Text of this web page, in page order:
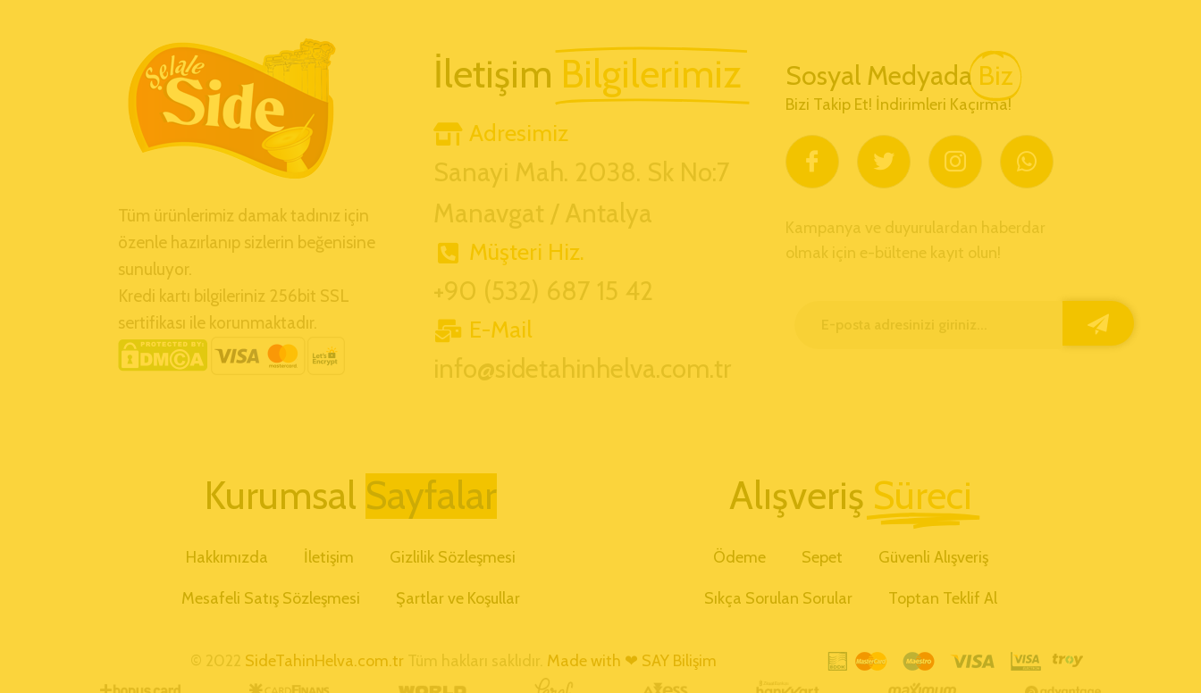
Tüm ürünlerimiz damak tadınız için
özenle hazırlanıp sizlerin beğenisine
sunuluyor.
Kredi kartı bilgileriniz 256bit SSL
sertifikası ile korunmaktadır.
İletişim Bilgilerimiz
Adresimiz
Sanayi Mah. 2038. Sk No:7
Manavgat / Antalya
Müşteri Hiz.
+90 (532) 687 15 42
E-Mail
info@sidetahinhelva.com.tr
Sosyal Medyada Biz
Bizi Takip Et! İndirimleri Kaçırma!
Kampanya ve duyurulardan haberdar
olmak için e-bültene kayıt olun!
Kurumsal
Hakkımızda İletişim Gizlilik Sözleşmesi
Mesafeli Satış Sözleşmesi Şartlar ve Koşullar
Alışveriş Süreci
Ödeme Sepet Güvenli Alışveriş
Sıkça Sorulan Sorular Toptan Teklif Al
© 2022 SideTahinHelva.com.tr Tüm hakları saklıdır. Made with ❤ SAY Bilişim